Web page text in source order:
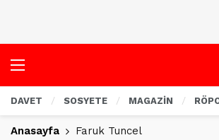
DAVET SOSYETE MAGAZİN
Anasayfa Faruk Tuncel